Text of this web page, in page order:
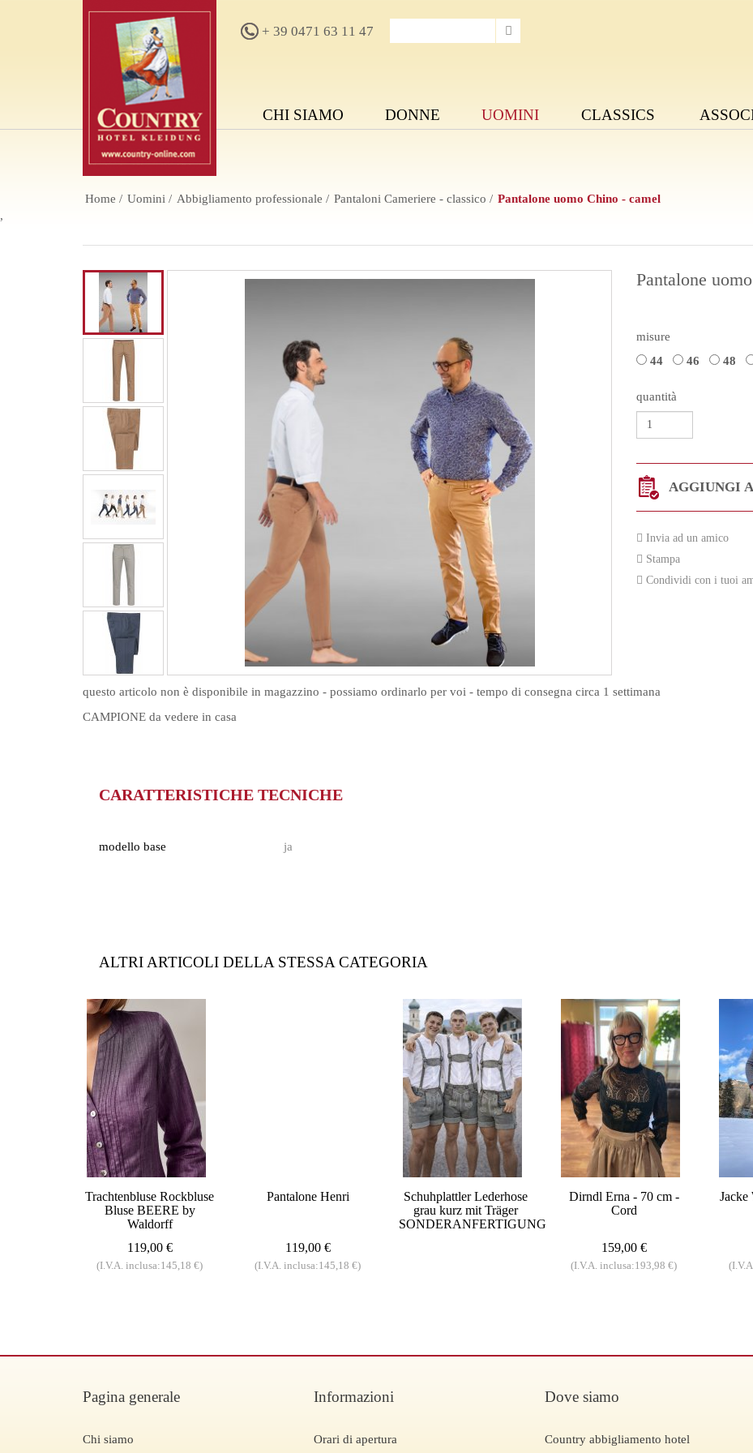
+ 39 0471 63 11 47
CHI SIAMO DONNE UOMINI CLASSICS
Home Uomini Abbigliamento professionale Pantaloni Cameriere - classico
Pantalone uomo Chino - camel
,
Pantalone
misure
44
46 48
quantità
AGGIUNGI
Invia ad un amico
Stampa
Condividi con i tuoi
questo articolo non è disponibile in magazzino - possiamo ordinarlo per voi - tempo di consegna circa 1 settimana
CAMPIONE da vedere in casa
CARATTERISTICHE TECNICHE
modello base ja
ALTRI ARTICOLI DELLA STESSA CATEGORIA
Trachtenbluse Rockbluse
Bluse BEERE by
Waldorff
119,00 €
(I.V.A. inclusa:145,18 €)
Pantalone Henri
119,00 €
(I.V.A. inclusa:145,18 €)
Schuhplattler Lederhose
grau kurz mit Träger
SONDERANFERTIGUNG
Dirndl Erna - 70 cm -
Cord
159,00 €
(I.V.A. inclusa:193,98 €)
Pagina generale
Chi siamo
Informazioni
Orari di apertura
Dove siamo
Country abbigliamento hotel